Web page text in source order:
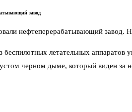
завод
нефтеперерабатывающий завод.
летательных
черном дыме, который виден за